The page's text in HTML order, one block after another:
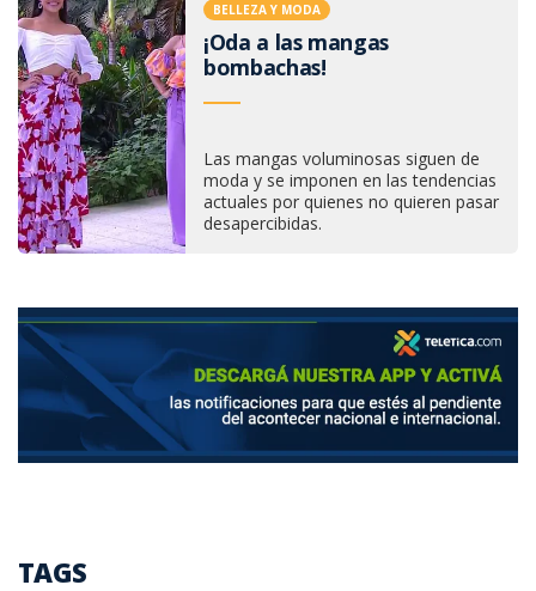
BELLEZA Y MODA
¡Oda a las mangas
bombachas!
Las mangas voluminosas siguen de
moda y se imponen en las tendencias
actuales por quienes no quieren pasar
desapercibidas.
TAGS